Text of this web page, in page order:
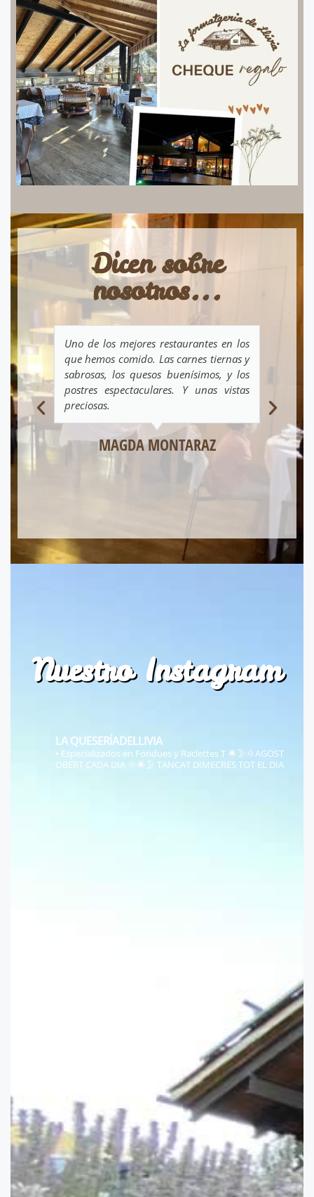
Dicen sobre
nosotros...
Uno de los mejores restaurantes en los
que hemos comido. Las carnes tiernas y
sabrosas, los quesos buenísimos, y los
postres espectaculares. Y unas vistas
preciosas.
MAGDA MONTARAZ
Nuestro Instagram
LA QUESERÍADELLIVIA
• Especializados en Fondues y RaclettesT🌟🌛🌞AGOST
OBERT CADA DIA 🌞🌟🌛 TANCAT DIMECRES TOT EL DIA